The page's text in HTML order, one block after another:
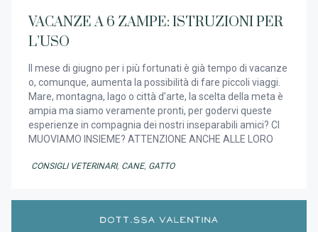
VACANZE A 6 ZAMPE: ISTRUZIONI PER
L’USO
Il mese di giugno per i più fortunati è già tempo di vacanze
o, comunque, aumenta la possibilità di fare piccoli viaggi.
Mare, montagna, lago o città d’arte, la scelta della meta è
ampia ma siamo veramente pronti, per godervi queste
esperienze in compagnia dei nostri inseparabili amici? CI
MUOVIAMO INSIEME? ATTENZIONE ANCHE ALLE LORO
CONSIGLI VETERINARI, CANE, GATTO